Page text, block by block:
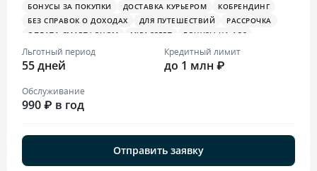
БОНУСЫ ЗА ПОКУПКИ ДОСТАВКА КУРЬЕРОМ
КОБРЕНДИНГ
БЕЗ СПРАВОК О ДОХОДАХ
ДЛЯ ПУТЕШЕСТВИЙ
РАССРОЧКА
ОПЛАТА СМАРТФОНОМ
MIRACCEPT
БОНУСЫ НА АЗС
БОНУСЫ В РЕСТОРАНАХ
ПЛАТЕЖНЫЙ СТИКЕР
Льготный период
55 дней
Кредитный лимит
до 1 млн ₽
Обслуживание
990 ₽ в год
Отправить заявку